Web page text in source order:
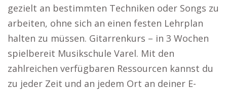
gezielt an bestimmten Techniken oder Songs zu
arbeiten, ohne sich an einen festen Lehrplan
halten zu müssen. Gitarrenkurs – in 3 Wochen
spielbereit Musikschule Varel. Mit den
zahlreichen verfügbaren Ressourcen kannst du
zu jeder Zeit und an jedem Ort an deiner E-